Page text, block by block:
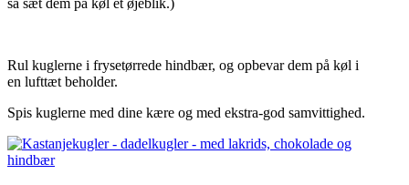
så sæt dem på køl et øjeblik.)
Rul kuglerne i frysetørrede hindbær, og opbevar dem på køl i
en lufttæt beholder.
Spis kuglerne med dine kære og med ekstra-god samvittighed.